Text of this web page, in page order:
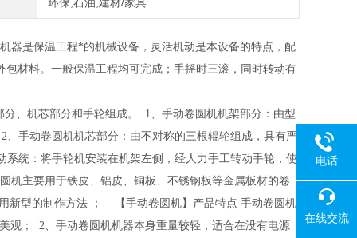
器是保温工程*的机械设备，灵活机动是本设备的特点，配
材料。一般保温工程均可完成；手摇时三滚，同时转动有
、机芯部分和手轮组成。 1、手动卷圆机机架部分：由型
手动卷圆机机芯部分：由不对称的三根辊轮组成，具有严
统：将手轮机安装在机架左侧，经人力手工转动手轮，使
主要用于铁皮、铝皮、铜板、不锈钢板等金属板材的卷
新型的制作方法 ； 【手动卷圆机】产品特点 手动卷圆机
观； 2、手动卷圆机机器本身重量较轻，适合在没有电源
电话
在线交流